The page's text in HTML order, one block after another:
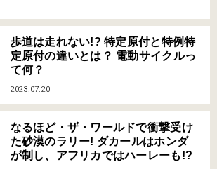
歩道は走れない!? 特定原付と特例特
定原付の違いとは？ 電動サイクルっ
て何？
2023.07.20
なるほど・ザ・ワールドで衝撃受け
た砂漠のラリー! ダカールはホンダ
が制し、アフリカではハーレーも!?